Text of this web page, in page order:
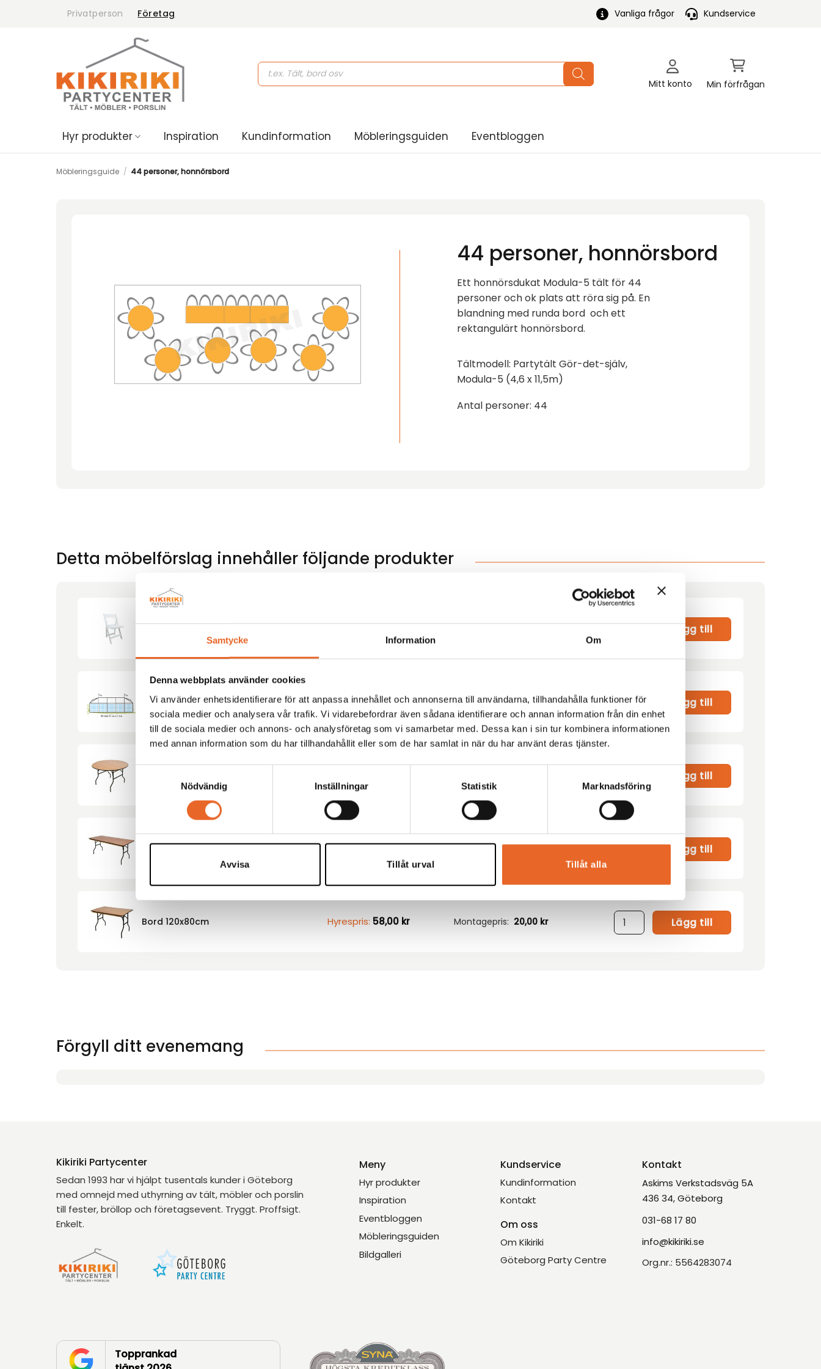
Samtycke Information Om
Denna webbplats använder cookies
Vi använder enhetsidentifierare för att anpassa innehållet och annonserna till användarna, tillhandahålla funktioner för
sociala medier och analysera vår trafik. Vi vidarebefordrar även sådana identifierare och annan information från din enhet
till de sociala medier och annons- och analysföretag som vi samarbetar med. Dessa kan i sin tur kombinera informationen
med annan information som du har tillhandahållit eller som de har samlat in när du har använt deras tjänster.
Nödvändig
Inställningar Statistik Marknadsföring
Avvisa Tillåt urval Tillåt alla
Privatperson Företag Vanliga frågor Kundservice
Products
search
Mitt konto Min förfrågan
Hyr produkter Inspiration Kundinformation Möbleringsguiden Eventbloggen
Möbleringsguide / 44 personer, honnörsbord
44 personer, honnörsbord
Ett honnörsdukat Modula-5 tält för 44
personer och ok plats att röra sig på. En
blandning med runda bord och ett
rektangulärt honnörsbord.
Tältmodell: Partytält Gör-det-själv,
Modula-5 (4,6 x 11,5m)
Antal personer: 44
Detta möbelförslag innehåller följande produkter
Hyrespris:45,00kr Lägg till
Tält Modula-5 4,6×11,5m Hyrespris:4 020,00kr Montagepris: 3 720,00kr Lägg till
Lägg till
Bord 180x80cm Hyrespris:66,00kr Montagepris: 20,00kr Lägg till
Bord 120x80cm Hyrespris: 58,00 kr Montagepris: 20,00 kr Lägg till
Förgyll ditt evenemang
Kikiriki Partycenter
Sedan 1993 har vi hjälpt tusentals kunder i Göteborg
med omnejd med uthyrning av tält, möbler och porslin
till fester, bröllop och företagsevent. Tryggt. Proffsigt.
Enkelt.
Meny
Hyr produkter
Inspiration
Eventbloggen
Möbleringsguiden
Bildgalleri
Kundservice
Kundinformation
Kontakt
Om oss
Om Kikiriki
Göteborg Party Centre
Kontakt
Askims Verkstadsväg 5A
436 34, Göteborg
031-68 17 80
info@kikiriki.se
Org.nr.: 5564283074
Topprankad